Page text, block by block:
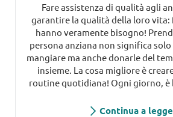
Fare assistenza di qualità agli
garantire la qualità della loro vita:
hanno veramente bisogno!
persona anziana non significa
mangiare ma anche donarle del
insieme. La cosa migliore è
routine quotidiana! Ogni giorno,
Continua a